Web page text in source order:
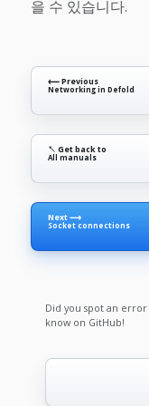
을 수 있습니다.
⟵ Previous
Networking in Defold
↖ Get back to
All manuals
Next ⟶
Socket connections
Did you spot an error
know on GitHub!